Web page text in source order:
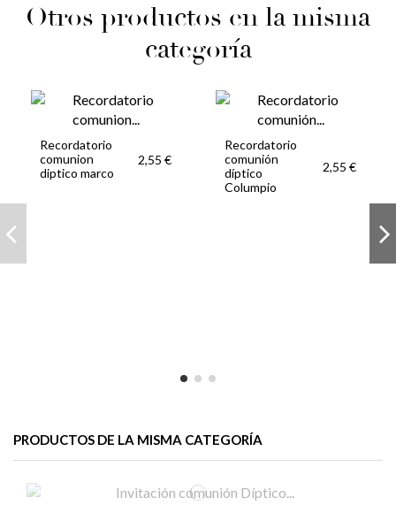
Otros productos en la misma
categoría
Recordatorio
comunion
diptico marco
2,55 €
Recordatorio
comunión
díptico
Columpio
2,55 €
PRODUCTOS DE LA MISMA CATEGORÍA